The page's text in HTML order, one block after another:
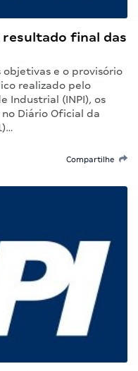
resultado final das
e o provisório
realizado pelo
Industrial (INPI), os
Diário Oficial da
Compartilhe